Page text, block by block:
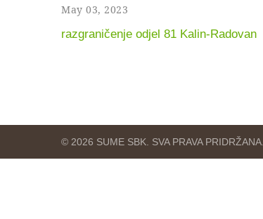
May 03, 2023
razgraničenje odjel 81 Kalin-Radovan
© 2026 SUME SBK. SVA PRAVA